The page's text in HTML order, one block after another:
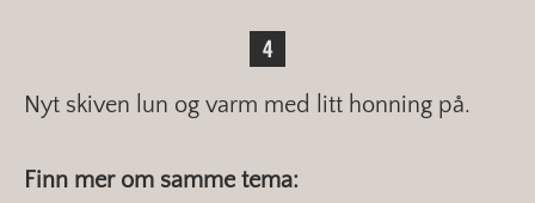
Nyt skiven lun og varm med litt honning på.
Finn mer om samme tema: